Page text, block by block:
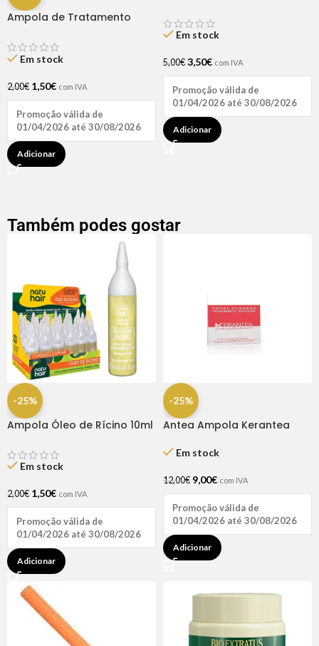
Ampola de Tratamento
Hair (1 UNIDADE)
Em stock
2,00€ 1,50€ com IVA
Promoção válida de
01/04/2026 até 30/08/2026
Adicionar
Em stock
5,00€ 3,50€ com IVA
Promoção válida de
01/04/2026 até 30/08/2026
Adicionar
Também podes gostar
-25%
Ampola Óleo de Rícino 10ml
Em stock
2,00€ 1,50€ com IVA
Promoção válida de
01/04/2026 até 30/08/2026
Adicionar
-25%
Antea Ampola Kerantea
Em stock
12,00€ 9,00€ com IVA
Promoção válida de
01/04/2026 até 30/08/2026
Adicionar